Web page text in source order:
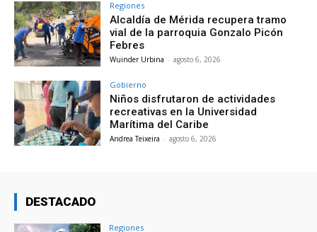
Regiones
Alcaldía de Mérida recupera tramo
vial de la parroquia Gonzalo Picón
Febres
Wuinder Urbina - agosto 6, 2026
Gobierno
Niños disfrutaron de actividades
recreativas en la Universidad
Marítima del Caribe
Andrea Teixeira - agosto 6, 2026
DESTACADO
Regiones